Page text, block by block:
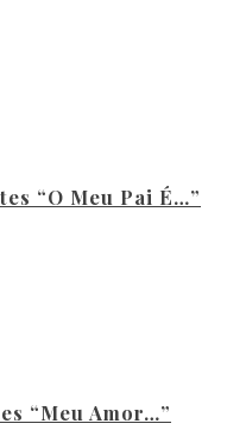
“O Meu Pai É…”
“Meu Amor…”